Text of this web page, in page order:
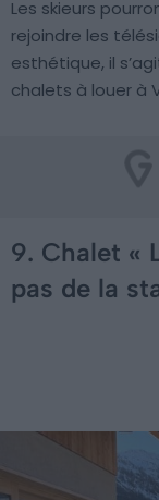
Les skieurs
rejoindre les
esthétique, il
chalets à louer à
9. Chalet «
pas de la